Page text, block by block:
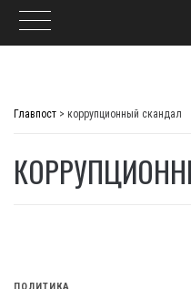
Главпост > коррупционный скандал